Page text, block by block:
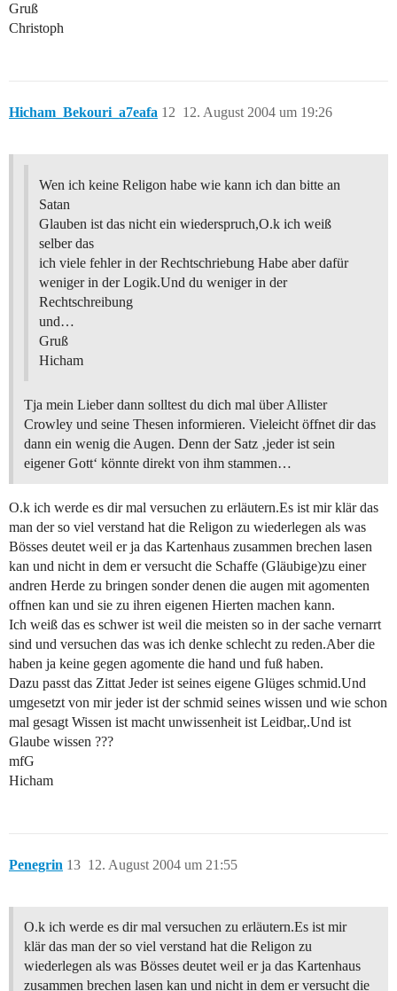
Gruß
Christoph
Hicham_Bekouri_a7eafa 12. August 2004 um 19:26
12
Wen ich keine Religon habe wie kann ich dan bitte an
Satan
Glauben ist das nicht ein wiederspruch,O.k ich weiß
selber das
ich viele fehler in der Rechtschriebung Habe aber dafür
weniger in der Logik.Und du weniger in der
Rechtschreibung
und…
Gruß
Hicham
Tja mein Lieber dann solltest du dich mal über Allister
Crowley und seine Thesen informieren. Vieleicht öffnet dir das
dann ein wenig die Augen. Denn der Satz ‚jeder ist sein
eigener Gott‘ könnte direkt von ihm stammen…
O.k ich werde es dir mal versuchen zu erläutern.Es ist mir klär das
man der so viel verstand hat die Religon zu wiederlegen als was
Bösses deutet weil er ja das Kartenhaus zusammen brechen lasen
kan und nicht in dem er versucht die Schaffe (Gläubige)zu einer
andren Herde zu bringen sonder denen die augen mit agomenten
offnen kan und sie zu ihren eigenen Hierten machen kann.
Ich weiß das es schwer ist weil die meisten so in der sache vernarrt
sind und versuchen das was ich denke schlecht zu reden.Aber die
haben ja keine gegen agomente die hand und fuß haben.
Dazu passt das Zittat Jeder ist seines eigene Glüges schmid.Und
umgesetzt von mir jeder ist der schmid seines wissen und wie schon
mal gesagt Wissen ist macht unwissenheit ist Leidbar,.Und ist
Glaube wissen ???
mfG
Hicham
Penegrin 12. August 2004 um 21:55
13
O.k ich werde es dir mal versuchen zu erläutern.Es ist mir
klär das man der so viel verstand hat die Religon zu
wiederlegen als was Bösses deutet weil er ja das Kartenhaus
zusammen brechen lasen kan und nicht in dem er versucht die